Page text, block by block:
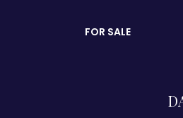
FOR SALE